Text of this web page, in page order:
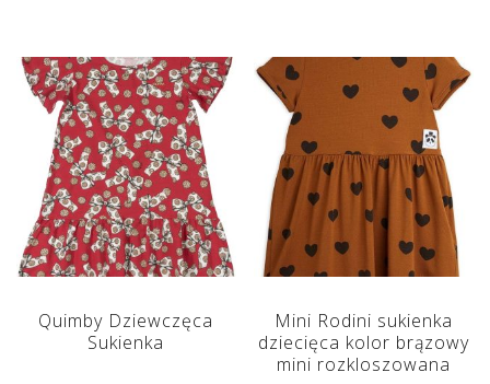
Quimby Dziewczęca
Sukienka
Mini Rodini sukienka
dziecięca kolor brązowy
mini rozkloszowana